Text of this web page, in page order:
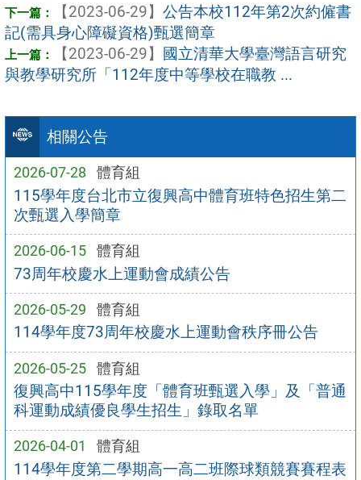
相關公告
2026-07-28 體育組
115學年度台北市立復興高中體育班特色招生第二
次甄選入學簡章
2026-06-15 體育組
73周年校慶水上運動會成績公告
2026-05-29 體育組
114學年度73周年校慶水上運動會秩序冊公告
2026-05-25 體育組
復興高中115學年度「體育班甄選入學」及「普通
科運動成績優良學生招生」錄取名單
2026-04-01 體育組
114學年度第二學期高一高二班際球類競賽賽程表
【2023-06-29】 公告本校112年第2次約僱書
記(需具身心障礙資格)甄選簡章
【2023-06-29】 國立清華大學臺灣語言研究
與教學研究所「112年度中等學校在職教 ...